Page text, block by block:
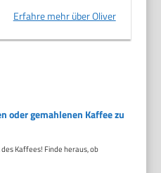
Erfahre mehr über Oliver
oder gemahlenen Kaffee zu
Kaffees! Finde heraus, ob